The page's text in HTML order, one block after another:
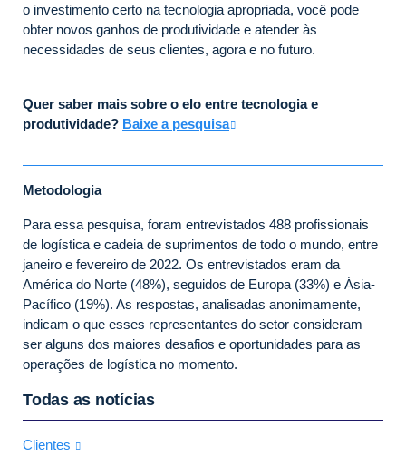
o investimento certo na tecnologia apropriada, você pode
obter novos ganhos de produtividade e atender às
necessidades de seus clientes, agora e no futuro.
Quer saber mais sobre o elo entre tecnologia e
produtividade? Baixe a pesquisa
Metodologia
Para essa pesquisa, foram entrevistados 488 profissionais
de logística e cadeia de suprimentos de todo o mundo, entre
janeiro e fevereiro de 2022. Os entrevistados eram da
América do Norte (48%), seguidos de Europa (33%) e Ásia-
Pacífico (19%). As respostas, analisadas anonimamente,
indicam o que esses representantes do setor consideram
ser alguns dos maiores desafios e oportunidades para as
operações de logística no momento.
Todas as notícias
Clientes